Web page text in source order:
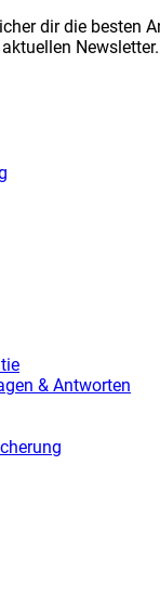
dir die besten
Newsletter.
& Antworten